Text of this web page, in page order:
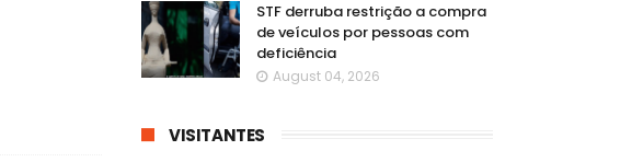
STF derruba restrição a compra
de veículos por pessoas com
deficiência
August 04, 2026
VISITANTES